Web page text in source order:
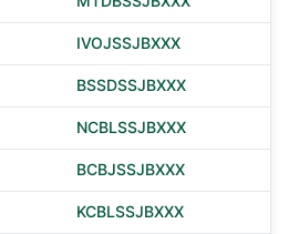
IVOJSSJBXXX
BSSDSSJBXXX
NCBLSSJBXXX
BCBJSSJBXXX
KCBLSSJBXXX